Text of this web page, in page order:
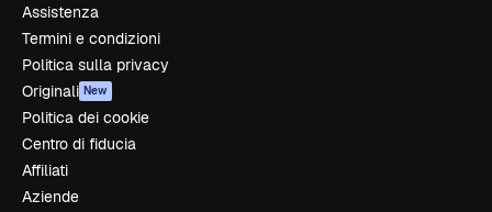
Assistenza
Termini e condizioni
Politica sulla privacy
Originali New
Politica dei cookie
Centro di fiducia
Affiliati
Aziende